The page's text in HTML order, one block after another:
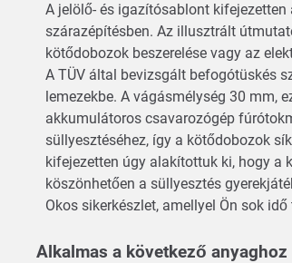
A jelölő- és igazítósablont
szárazépítésben. Az illusztrált
kötődobozok beszerelése vagy az
A TÜV által bevizsgált befogótüskés
lemezekbe. A vágásmélység 30 mm,
akkumulátoros csavarozógép
süllyesztéséhez, így a kötődobozok
kifejezetten úgy alakítottuk ki, hogy a
köszönhetően a süllyesztés
Okos sikerkészlet, amellyel Ön sok
Alkalmas a következő anyaghoz